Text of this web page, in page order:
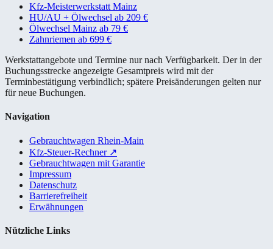
Kfz-Meisterwerkstatt Mainz
HU/AU + Ölwechsel ab 209 €
Ölwechsel Mainz ab 79 €
Zahnriemen ab 699 €
Werkstattangebote und Termine nur nach Verfügbarkeit. Der in der
Buchungsstrecke angezeigte Gesamtpreis wird mit der
Terminbestätigung verbindlich; spätere Preisänderungen gelten nur
für neue Buchungen.
Navigation
Gebrauchtwagen Rhein-Main
Kfz-Steuer-Rechner ↗
Gebrauchtwagen mit Garantie
Impressum
Datenschutz
Barrierefreiheit
Erwähnungen
Nützliche Links